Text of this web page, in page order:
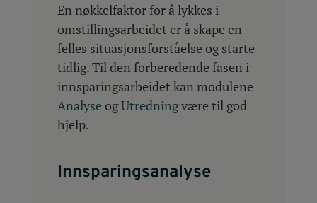
En nøkkelfaktor for å lykkes i
omstillingsarbeidet er å skape en
felles situasjonsforståelse og starte
tidlig. Til den forberedende fasen i
innsparingsarbeidet kan modulene
Analyse ogUtredningvære til god
hjelp.
Innsparingsanalyse